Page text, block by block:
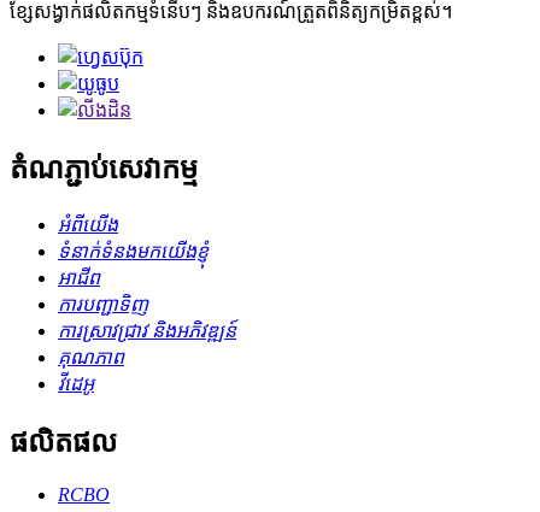
ខ្សែសង្វាក់ផលិតកម្មទំនើបៗ និងឧបករណ៍ត្រួតពិនិត្យកម្រិតខ្ពស់។
តំណភ្ជាប់សេវាកម្ម
អំពីយើង
ទំនាក់ទំនងមកយើងខ្ញុំ
អាជីព
ការបញ្ជាទិញ
ការស្រាវជ្រាវ និងអភិវឌ្ឍន៍
គុណភាព
វីដេអូ
ផលិតផល
RCBO